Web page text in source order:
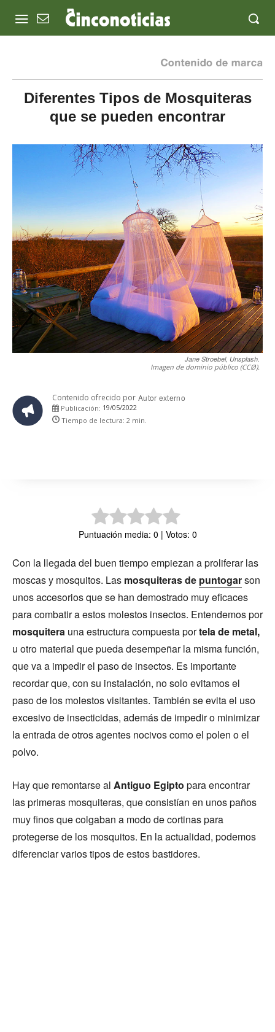
Diferentes Tipos de Mosquiteras
que se pueden encontrar
Jane Stroebel, Unsplash.
Imagen de dominio público (CCØ).
Contenido ofrecido por Autor externo
Publicación: 19/05/2022
Tiempo de lectura: 2 min.
Puntuación media: 0 | Votos: 0
Con la llegada del buen tiempo empiezan a proliferar las
moscas y mosquitos. Las mosquiteras de puntogarson
unos accesorios que se han demostrado muy eficaces
para combatir a estos molestos insectos. Entendemos por
mosquitera una estructura compuesta portela de metal,
u otro material que pueda desempeñar la misma función,
que va a impedir el paso de insectos. Es importante
recordar que, con su instalación, no solo evitamos el
paso de los molestos visitantes. También se evita el uso
excesivo de insecticidas, además de impedir o minimizar
la entrada de otros agentes nocivos como el polen o el
polvo.
Hay que remontarse al Antiguo Egipto para encontrar
las primeras mosquiteras, que consistían en unos paños
muy finos que colgaban a modo de cortinas para
protegerse de los mosquitos. En la actualidad, podemos
diferenciar varios tipos de estos bastidores.